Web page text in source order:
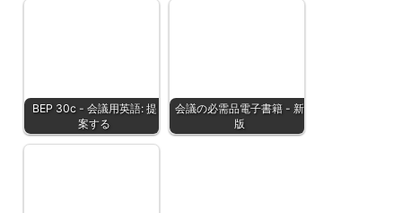
BEP 30c - 会議用英語: 提
案する
会議の必需品電子書籍 - 新
版